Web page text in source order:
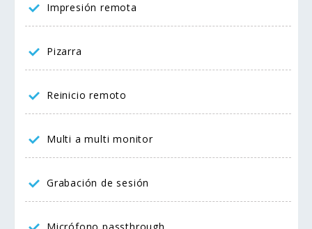
Impresión remota
Pizarra
Reinicio remoto
Multi a multi monitor
Grabación de sesión